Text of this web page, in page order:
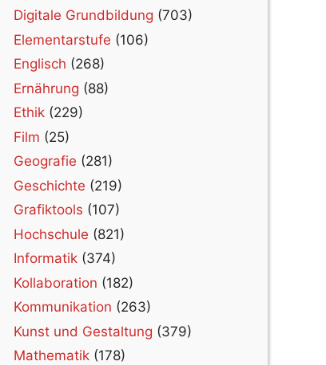
Digitale Grundbildung (703)
Elementarstufe (106)
Englisch (268)
Ernährung (88)
Ethik (229)
Film (25)
Geografie (281)
Geschichte (219)
Grafiktools (107)
Hochschule (821)
Informatik (374)
Kollaboration (182)
Kommunikation (263)
Kunst und Gestaltung (379)
Mathematik (178)